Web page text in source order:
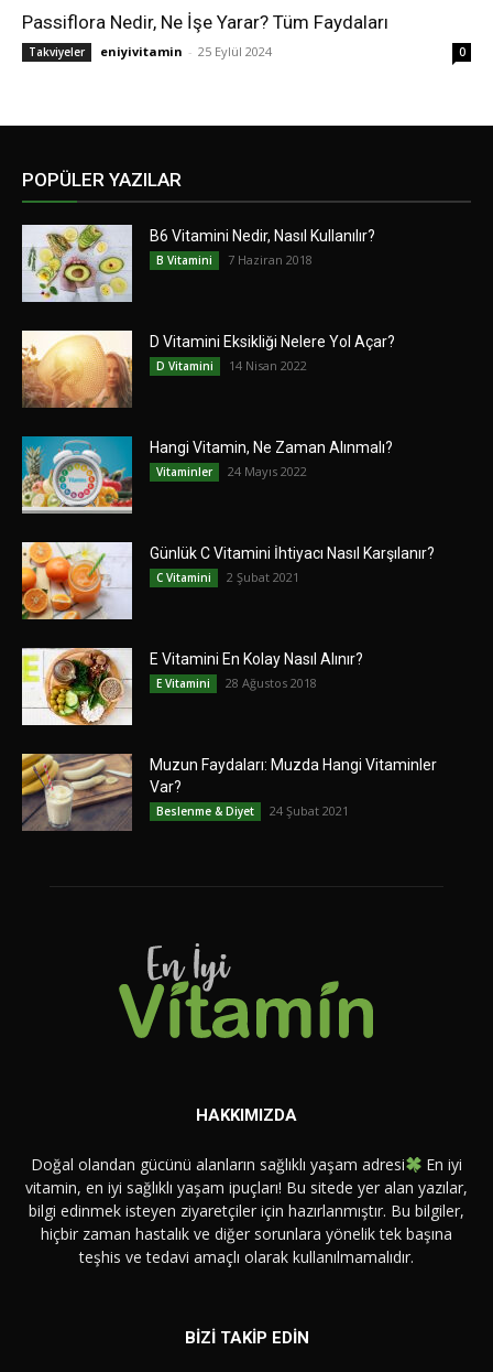
Passiflora Nedir, Ne İşe Yarar? Tüm Faydaları
Takviyeler eniyivitamin - 25 Eylül 2024 0
POPÜLER YAZILAR
B6 Vitamini Nedir, Nasıl Kullanılır?
B Vitamini 7 Haziran 2018
D Vitamini Eksikliği Nelere Yol Açar?
D Vitamini 14 Nisan 2022
Hangi Vitamin, Ne Zaman Alınmalı?
Vitaminler 24 Mayıs 2022
Günlük C Vitamini İhtiyacı Nasıl Karşılanır?
C Vitamini 2 Şubat 2021
E Vitamini En Kolay Nasıl Alınır?
E Vitamini 28 Ağustos 2018
Muzun Faydaları: Muzda Hangi Vitaminler
Var?
Beslenme & Diyet 24 Şubat 2021
HAKKIMIZDA
Doğal olandan gücünü alanların sağlıklı yaşam adresi
En iyi
vitamin, en iyi sağlıklı yaşam ipuçları! Bu sitede yer alan yazılar,
bilgi edinmek isteyen ziyaretçiler için hazırlanmıştır. Bu bilgiler,
hiçbir zaman hastalık ve diğer sorunlara yönelik tek başına
teşhis ve tedavi amaçlı olarak kullanılmamalıdır.
BİZİ TAKİP EDİN